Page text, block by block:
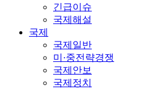
긴급이슈
국제해설
국제
국제일반
미·중전략경쟁
국제안보
국제정치